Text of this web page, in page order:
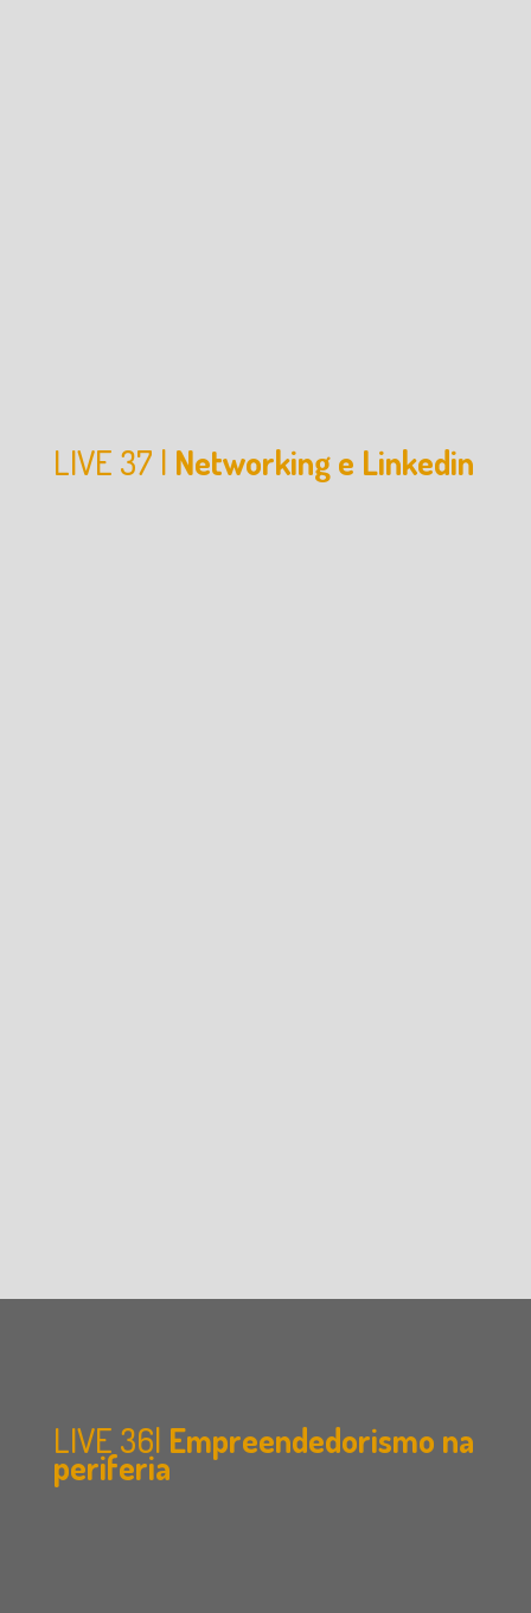
LIVE 37 | Networking e Linkedin
LIVE 36| Empreendedorismo na
periferia